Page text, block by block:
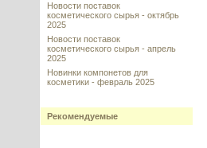
Новости поставок
косметического сырья - октябрь
2025
Новости поставок
косметического сырья - апрель
2025
Новинки компонетов для
косметики - февраль 2025
Рекомендуемые